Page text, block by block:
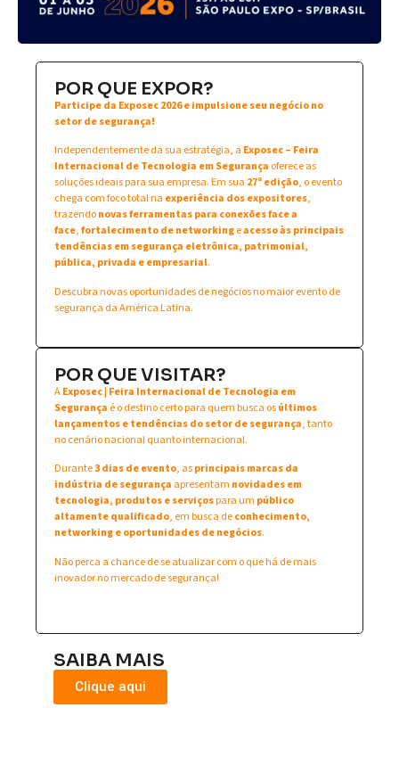
POR QUE EXPOR?
Participe da Exposec 2026 e impulsione seu negócio no
setor de segurança!
Independentemente da sua estratégia, a Exposec – Feira
Internacional de Tecnologia em Segurança oferece as
soluções ideais para sua empresa. Em sua 27ª edição, o evento
chega com foco total na experiência dos expositores,
trazendonovas ferramentas para conexões face a
face,fortalecimento de networkingeacesso às principais
tendências em segurança eletrônica, patrimonial,
pública, privada e empresarial.
Descubra novas oportunidades de negócios no maior evento de
segurança da América Latina.
POR QUE VISITAR?
AExposec | Feira Internacional de Tecnologia em
Segurança é o destino certo para quem busca osúltimos
lançamentos e tendências do setor de segurança, tanto
no cenário nacional quanto internacional.
Durante3 dias de evento, asprincipais marcas da
indústria de segurança apresentam novidades em
tecnologia, produtos e serviçospara um público
altamente qualificado, em busca deconhecimento,
networking e oportunidades de negócios.
Não perca a chance de se atualizar com o que há de mais
inovador no mercado de segurança!
SAIBA MAIS
Clique aqui